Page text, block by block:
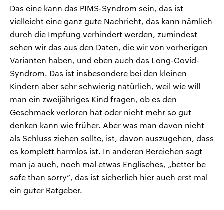
Das eine kann das PIMS-Syndrom sein, das ist
vielleicht eine ganz gute Nachricht, das kann nämlich
durch die Impfung verhindert werden, zumindest
sehen wir das aus den Daten, die wir von vorherigen
Varianten haben, und eben auch das Long-Covid-
Syndrom. Das ist insbesondere bei den kleinen
Kindern aber sehr schwierig natürlich, weil wie will
man ein zweijähriges Kind fragen, ob es den
Geschmack verloren hat oder nicht mehr so gut
denken kann wie früher. Aber was man davon nicht
als Schluss ziehen sollte, ist, davon auszugehen, dass
es komplett harmlos ist. In anderen Bereichen sagt
man ja auch, noch mal etwas Englisches, „better be
safe than sorry“, das ist sicherlich hier auch erst mal
ein guter Ratgeber.